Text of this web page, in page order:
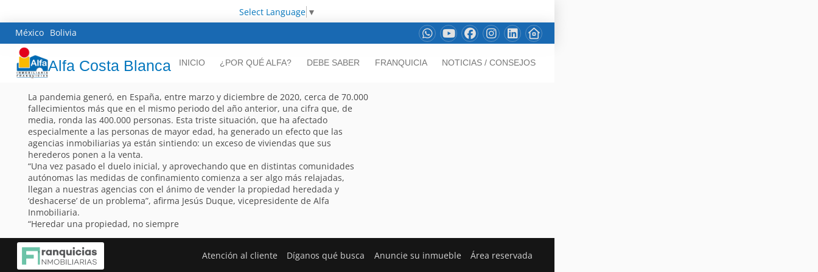
Select Language ▼
México Bolivia
Alfa Costa Blanca INICIO ¿POR QUÉ ALFA? DEBE SABER FRANQUICIA NOTICIAS / CONSEJOS
La pandemia generó, en España, entre marzo y diciembre de 2020, cerca de 70.000
fallecimientos más que en el mismo periodo del año anterior, una cifra que, de
media, ronda las 400.000 personas. Esta triste situación, que ha afectado
especialmente a las personas de mayor edad, ha generado un efecto que las
agencias inmobiliarias ya están sintiendo: un exceso de viviendas que sus
herederos ponen a la venta.
“Una vez pasado el duelo inicial, y aprovechando que en distintas comunidades
autónomas las medidas de confinamiento comienza a ser algo más relajadas,
llegan a nuestras agencias con el ánimo de vender la propiedad heredada y
‘deshacerse’ de un problema”, afirma Jesús Duque, vicepresidente de Alfa
Inmobiliaria.
“Heredar una propiedad, no siempre
Atención al cliente Díganos qué busca Anuncie su inmueble Área reservada